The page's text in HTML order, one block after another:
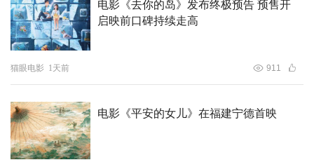
▲2011年杨书华导演的《中国三峡》获“华表奖”
电影《去你的岛》发布终极预告 预售开
启映前口碑持续走高
猫眼电影 1天前 911
电影《平安的女儿》在福建宁德首映